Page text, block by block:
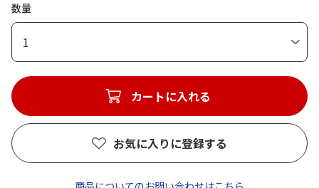
数量
1
カートに入れる
お気に入りに登録する